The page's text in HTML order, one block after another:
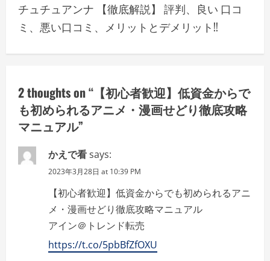
a
v
g
a
t
チュチュアンナ 【徹底解説】 評判、良い 口コ
ミ、悪い口コミ、メリットとデメリット!!
2 thoughts on “ 【初心者歓迎】低資金からで
も初められるアニメ・漫画せどり徹底攻略
マニュアル”
かえで看says:
2023年3月28日 at 10:39 PM
【初心者歓迎】低資金からでも初められるアニ
メ・漫画せどり徹底攻略マニュアル
アイン＠トレンド転売
https://t.co/5pbBfZfOXU